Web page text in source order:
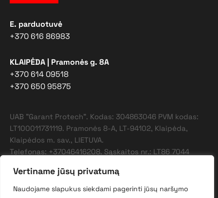
Vertiname jūsų privatumą
Naudojame slapukus siekdami pagerinti jūsų naršymo
E. parduotuvė
+370 616 86983
KLAIPĖDA | Pramonės g. 8A
+370 614 09518
+370 650 95875
UAB "Garant Protech". Kodas: 304863046 PVM kodas:
LT100011731119. Pramonės 8-A, LT-94102, Klaipėda,
Klaipėdos m. sav., LIETUVA.
Telefonas: +37046416208. Sąskaitos nr.: LT86 7044
SWIFT: CBVILT2X.